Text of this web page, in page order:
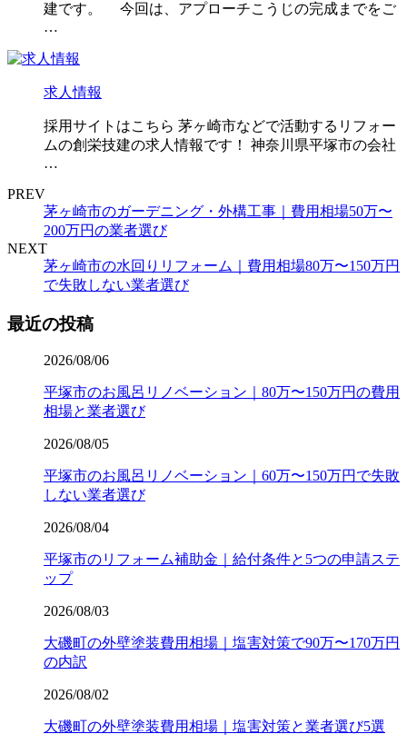
建です。 今回は、アプローチこうじの完成までをご
…
求人情報
採用サイトはこちら 茅ヶ崎市などで活動するリフォー
ムの創栄技建の求人情報です！ 神奈川県平塚市の会社
…
PREV
茅ヶ崎市のガーデニング・外構工事｜費用相場50万〜
200万円の業者選び
NEXT
茅ヶ崎市の水回りリフォーム｜費用相場80万〜150万円
で失敗しない業者選び
最近の投稿
2026/08/06
平塚市のお風呂リノベーション｜80万〜150万円の費用
相場と業者選び
2026/08/05
平塚市のお風呂リノベーション｜60万〜150万円で失敗
しない業者選び
2026/08/04
平塚市のリフォーム補助金｜給付条件と5つの申請ステ
ップ
2026/08/03
大磯町の外壁塗装費用相場｜塩害対策で90万〜170万円
の内訳
2026/08/02
大磯町の外壁塗装費用相場｜塩害対策と業者選び5選